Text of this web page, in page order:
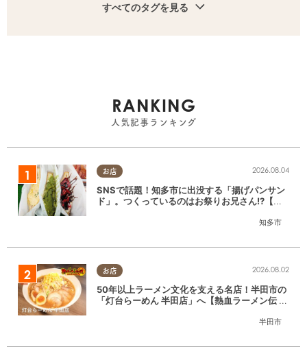
すべてのタグを見る
RANKING
人気記事ランキング
お店
知多市
2026.08.04
SNSで話題！知多市に出没する「揚げパンサン
ド」。つくっているのはお祭りお兄さん!?【ち
お店
半田市
2026.08.02
50年以上ラーメン文化を支える名店！半田市の
「灯台らーめん 半田店」へ【熱血ラーメン伝 8